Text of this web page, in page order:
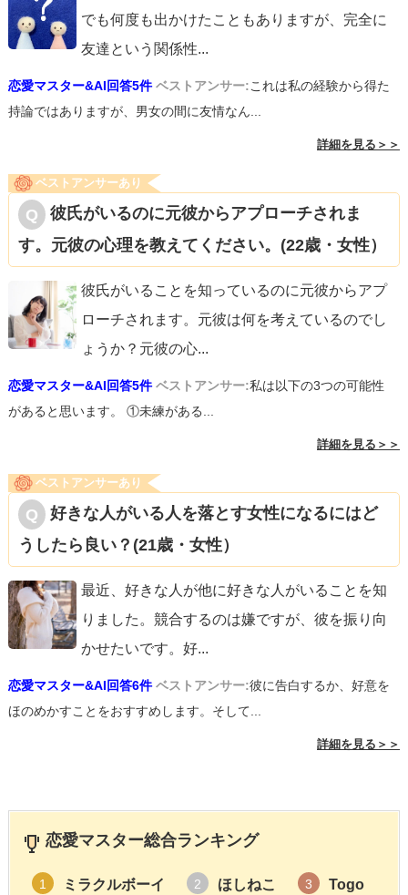
でも何度も出かけたこともありますが、完全に
友達という関係性...
恋愛マスター&AI回答5件 ベストアンサー:これは私の経験から得た
持論ではありますが、男女の間に友情なん...
詳細を見る＞＞
ベストアンサーあり
彼氏がいるのに元彼からアプローチされま
す。元彼の心理を教えてください。(22歳・女性）
彼氏がいることを知っているのに元彼からアプ
ローチされます。元彼は何を考えているのでし
ょうか？元彼の心...
恋愛マスター&AI回答5件 ベストアンサー:私は以下の3つの可能性
があると思います。 ①未練がある...
詳細を見る＞＞
ベストアンサーあり
好きな人がいる人を落とす女性になるにはど
うしたら良い？(21歳・女性）
最近、好きな人が他に好きな人がいることを知
りました。競合するのは嫌ですが、彼を振り向
かせたいです。好...
恋愛マスター&AI回答6件 ベストアンサー:彼に告白するか、好意を
ほのめかすことをおすすめします。そして...
詳細を見る＞＞
恋愛マスター総合ランキング
1 ミラクルボーイ 2 ほしねこ 3 Togo